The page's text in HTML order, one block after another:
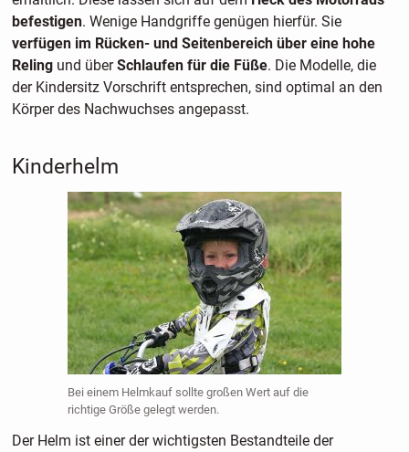
befestigen. Wenige Handgriffe genügen hierfür. Sie
verfügen im Rücken- und Seitenbereich über eine hohe
Relingund überSchlaufen für die Füße. Die Modelle, die
der Kindersitz Vorschrift entsprechen, sind optimal an den
Körper des Nachwuchses angepasst.
Kinderhelm
Bei einem Helmkauf sollte großen Wert auf die
richtige Größe gelegt werden.
Der Helm ist einer der wichtigsten Bestandteile der